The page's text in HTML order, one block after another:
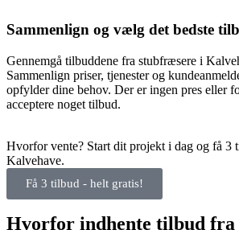
Sammenlign og vælg det bedste
Gennemgå tilbuddene fra stubfræsere i
Sammenlign priser, tjenester og
opfylder dine behov. Der er ingen pres eller
acceptere noget tilbud.
Hvorfor vente? Start dit projekt i dag og få 3
Kalvehave.
Få 3 tilbud - helt gratis!
Hvorfor indhente tilbud fra